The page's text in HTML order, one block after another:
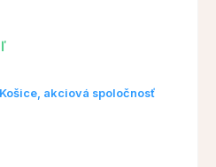
akciová spoločnosť